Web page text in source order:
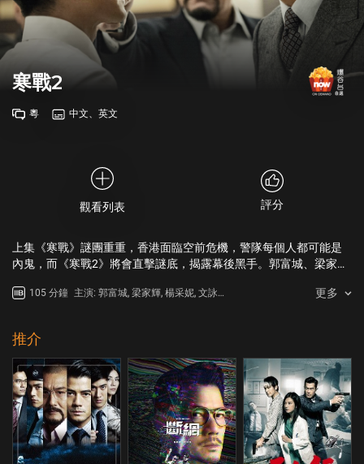
寒戰2
粵 中文、英文
觀看列表 評分
上集《寒戰》謎團重重，香港面臨空前危機，警隊每個人都可能是
內鬼，而《寒戰2》將會直擊謎底，揭露幕後黑手。郭富城、梁家
氣質女演員，還有彭于晏、李治廷，楊祐寧等新生代型男隆重加
105 分鐘 主演: 郭富城, 梁家輝, 楊采妮, 文詠
更多
推介